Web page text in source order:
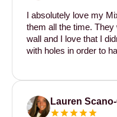
I absolutely love my
them all the time.
wall and I love that I
with holes in order to
Lauren